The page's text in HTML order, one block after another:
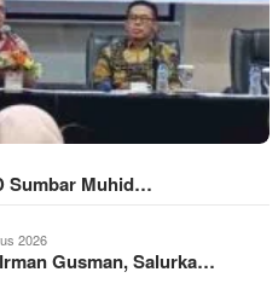
Sumbar Muhid…
2026
Gusman, Salurka…